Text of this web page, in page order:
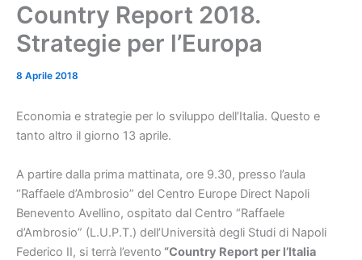
Country Report 2018.
Strategie per l’Europa
8 Aprile 2018
Economia e strategie per lo sviluppo dell’Italia. Questo e
tanto altro il giorno 13 aprile.
A partire dalla prima mattinata, ore 9.30, presso l’aula
“Raffaele d’Ambrosio” del Centro Europe Direct Napoli
Benevento Avellino, ospitato dal Centro “Raffaele
d’Ambrosio” (L.U.P.T.) dell’Università degli Studi di Napoli
Federico II, si terrà l’evento “Country Report per l’Italia